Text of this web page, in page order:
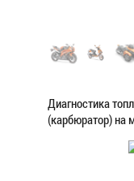
Диагностика
(карбюратор) на